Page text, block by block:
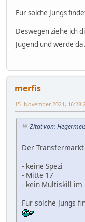
Für solche Jungs
Deswegen ziehe ich
Jugend und werde
merfis
15. November 2021,
Zitat von:
Der
- keine Spezi
- Mitte 17
- kein Multiskill im
Für solche Jungs